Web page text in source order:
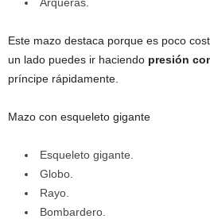
Este mazo destaca porque es poco
un lado puedes ir haciendo presión
príncipe rápidamente.
Mazo con esqueleto gigante
Esqueleto gigante.
Globo.
Rayo.
Bombardero.